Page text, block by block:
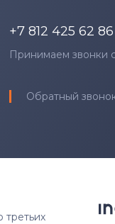
+7 812 425 62 86
Принимаем звонки
Обратный
третьих